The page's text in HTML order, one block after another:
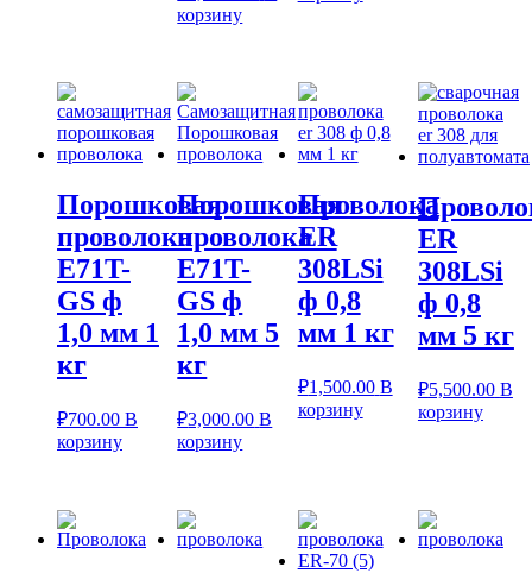
корзину
Порошковая
проволока
E71T-
GS ф
1,0 мм 1
кг
₽700.00 В
корзину
Порошковая
проволока
E71T-
GS ф
1,0 мм 5
кг
₽3,000.00 В
корзину
Проволока
ER
308LSi
ф 0,8
мм 1 кг
₽1,500.00 В
корзину
ER
308LSi
ф 0,8
мм 5 кг
₽5,500.00 В
корзину